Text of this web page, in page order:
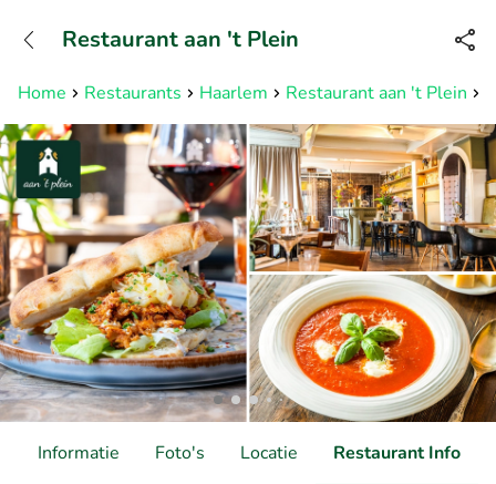
Bereikbaar tot 23:00 uur
Home Restaurants Haarlem Restaurant aan 't Plein
Restaurant aan 't Plein
Informatie Foto's Locatie Restaurant Info